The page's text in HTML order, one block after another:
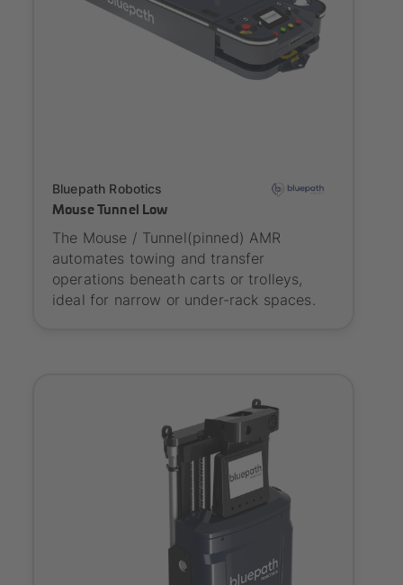
Bluepath Robotics
Mouse Tunnel Low
The Mouse / Tunnel(pinned) AMR
automates towing and transfer
operations beneath carts or trolleys,
ideal for narrow or under-rack spaces.